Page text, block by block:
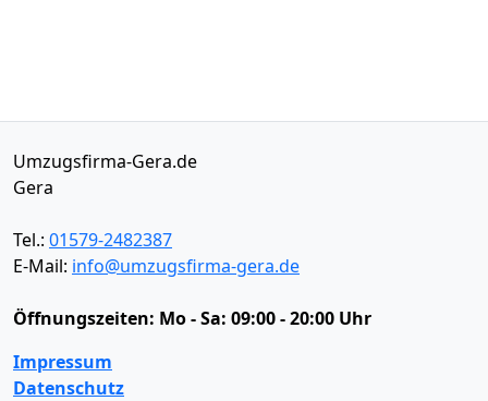
Umzugsfirma-Gera.de
Gera
Tel.: 01579-2482387
E-Mail: info@umzugsfirma-gera.de
Öffnungszeiten: Mo - Sa: 09:00 - 20:00 Uhr
Impressum
Datenschutz